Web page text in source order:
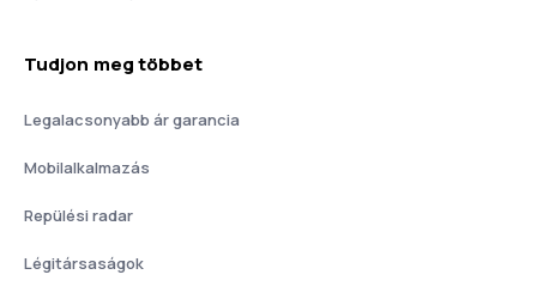
Tudjon meg többet
Legalacsonyabb ár garancia
Mobilalkalmazás
Repülési radar
Légitársaságok